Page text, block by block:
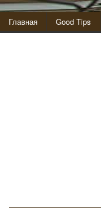
Главная Good Tips